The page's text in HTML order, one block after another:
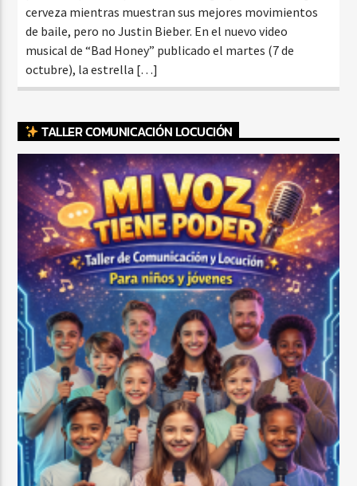
cerveza mientras muestran sus mejores movimientos
de baile, pero no Justin Bieber. En el nuevo video
musical de “Bad Honey” publicado el martes (7 de
octubre), la estrella […]
TALLER COMUNICACIÓN LOCUCIÓN